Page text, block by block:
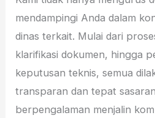
mendampingi Anda dalam
dinas terkait. Mulai dari
klarifikasi dokumen, hingga
keputusan teknis, semua
transparan dan tepat
berpengalaman menjalin